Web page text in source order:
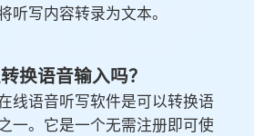
听写内容转录为文本。
换语音输入吗？
线语音听写软件是可以转换语
一。它是一个无需注册即可使